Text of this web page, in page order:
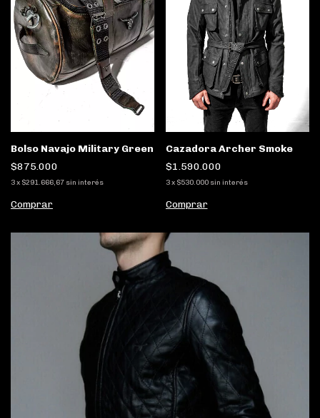
Bolso Navajo Military Green
$875.000
3x $291.666,67 sin interés
Comprar
Cazadora Archer Smoke
$1.590.000
3 x $530.000 sin interés
Comprar